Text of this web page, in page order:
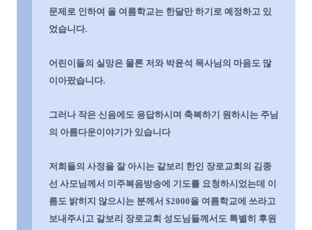
문제로 인하여 올 여름학교는 한달만 하기로 예정하고 있
었습니다.
어린이들의 실망은 물론 저와 박윤석 목사님의 마음도 많
이아팠습니다.
그러나 작은 신음에도 응답하시며 축복하기 원하시는 주님
의 아름다운이야기가 있습니다
저희들의 사정을 잘 아시는 갈보리 한인 장로교회의 김종
선 사모님께서 미주복음방송에 기도를 요청하시었는데 이
름도 밝히지 않으시는 분께서 $2000을 여름학교에 쓰라고
보내주시고 갈보리 장로교회 성도님들께서도 특별히 후원